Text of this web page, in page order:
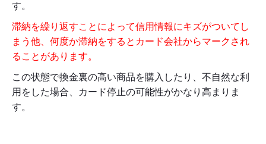
す。
滞納を繰り返すことによって信用情報にキズがついてし
まう他、何度か滞納をするとカード会社からマークされ
ることがあります。
この状態で換金裏の高い商品を購入したり、不自然な利
用をした場合、カード停止の可能性がかなり高まりま
す。